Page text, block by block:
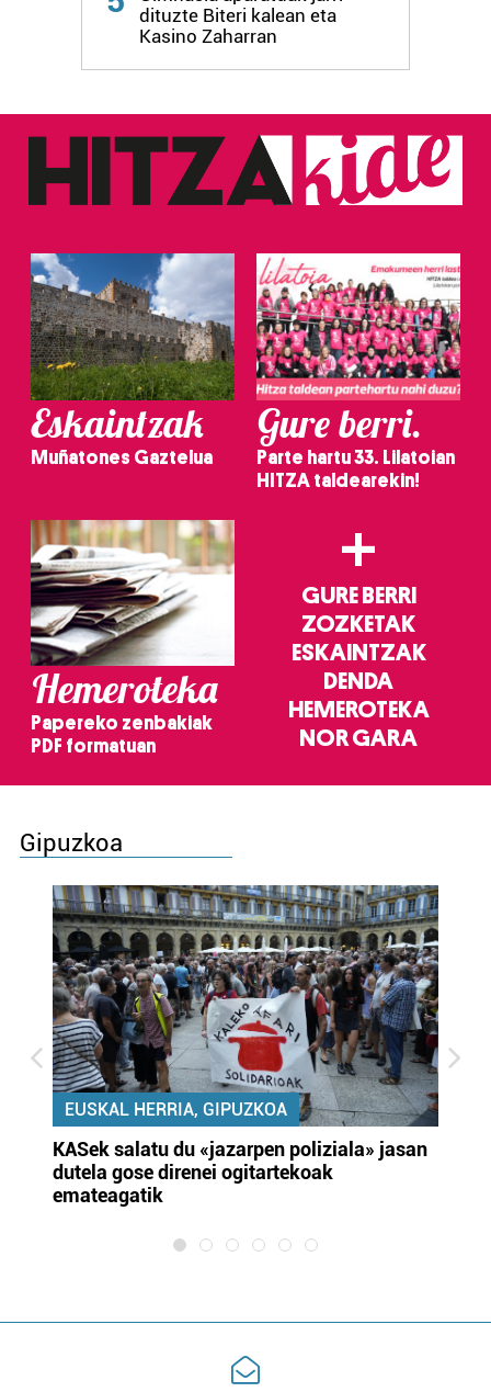
dituzte Biteri kalean eta
Kasino Zaharran
Eskaintzak
Muñatones Gaztelua
Gure berri.
Parte hartu 33. Lilatoian
HITZA taldearekin!
Hemeroteka
Papereko zenbakiak
PDF formatuan
+
GURE BERRI
ZOZKETAK
ESKAINTZAK
DENDA
HEMEROTEKA
NOR GARA
Gipuzkoa
EUSKAL HERRIA, GIPUZKOA
KASek salatu du «jazarpen poliziala» jasan
dutela gose direnei ogitartekoak
emateagatik